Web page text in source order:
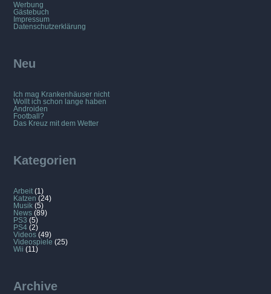
Werbung
Gästebuch
Impressum
Datenschutzerklärung
Neu
Ich mag Krankenhäuser nicht
Wollt ich schon lange haben
Androiden
Football?
Das Kreuz mit dem Wetter
Kategorien
Arbeit (1)
Katzen (24)
Musik (5)
News (89)
PS3 (5)
PS4 (2)
Videos (49)
Videospiele (25)
Wii (11)
Archive